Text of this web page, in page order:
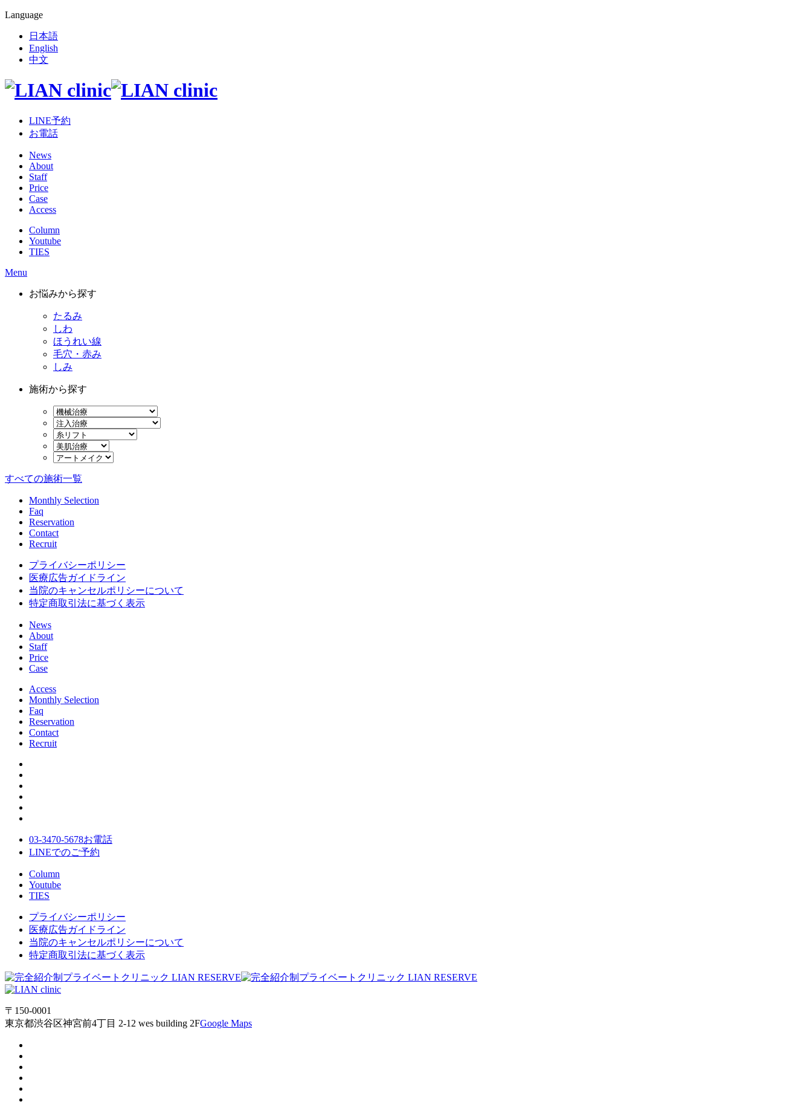
Language
日本語
English
中文
LINE予約
お電話
News
About
Staff
Price
Case
Access
Column
Youtube
TIES
Menu
お悩みから探す
たるみ
しわ
ほうれい線
毛穴・赤み
しみ
施術から探す
すべての施術一覧
Monthly Selection
Faq
Reservation
Contact
Recruit
プライバシーポリシー
医療広告ガイドライン
当院のキャンセルポリシーについて
特定商取引法に基づく表示
News
About
Staff
Price
Case
Access
Monthly Selection
Faq
Reservation
Contact
Recruit
03-3470-5678お電話
LINEでのご予約
Column
Youtube
TIES
プライバシーポリシー
医療広告ガイドライン
当院のキャンセルポリシーについて
特定商取引法に基づく表示
〒150-0001
東京都渋谷区神宮前4丁目 2-12 wes building 2FGoogle Maps